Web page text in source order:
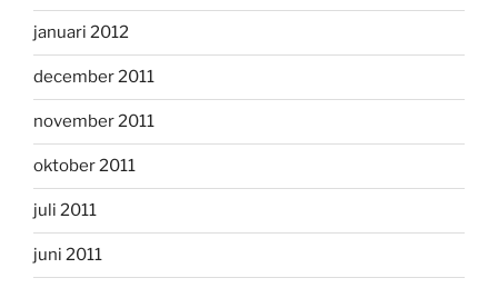
januari 2012
december 2011
november 2011
oktober 2011
juli 2011
juni 2011